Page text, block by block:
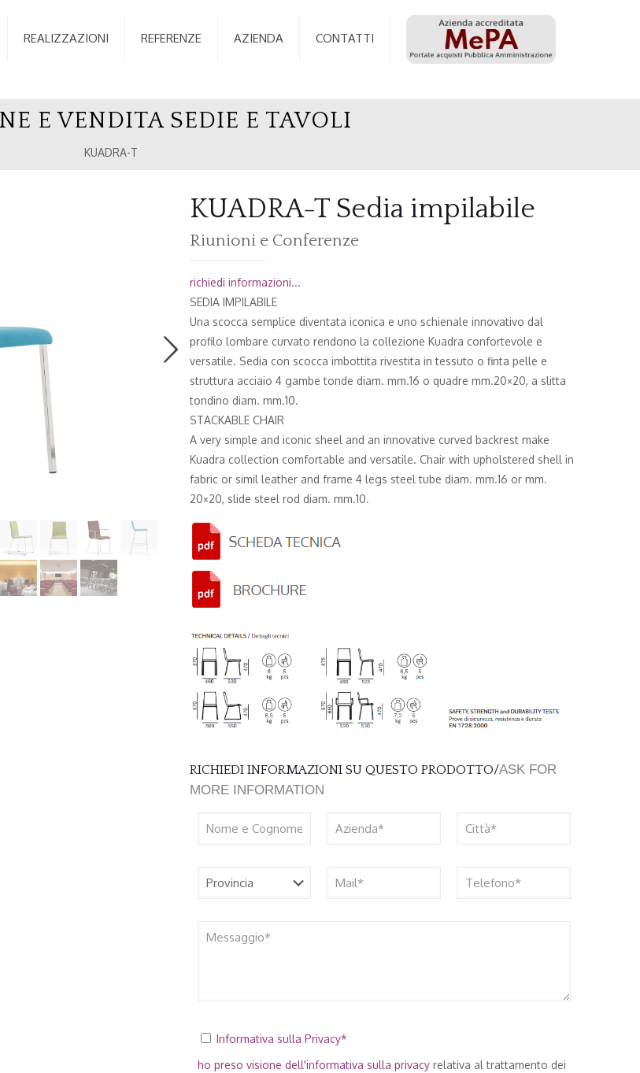
REALIZZAZIONI REFERENZE AZIENDA CONTATTI
E VENDITA SEDIE E TAVOLI
KUADRA-T
KUADRA-T Sedia impilabile
Riunioni e Conferenze
richiedi informazioni...
SEDIA IMPILABILE
Una scocca semplice diventata iconica e uno schienale innovativo dal
profilo lombare curvato rendono la collezione Kuadra confortevole e
versatile. Sedia con scocca imbottita rivestita in tessuto o finta pelle e
struttura acciaio 4 gambe tonde diam. mm.16 o quadre mm.20×20, a slitta
tondino diam. mm.10.
STACKABLE CHAIR
A very simple and iconic sheel and an innovative curved backrest make
Kuadra collection comfortable and versatile. Chair with upholstered shell in
fabric or simil leather and frame 4 legs steel tube diam. mm.16 or mm.
20×20, slide steel rod diam. mm.10.
RICHIEDI INFORMAZIONI SU QUESTO PRODOTTO/ASK FOR
MORE INFORMATION
Informativa sulla Privacy*
ho preso visione dell'informativa sulla privacyrelativa al trattamento dei